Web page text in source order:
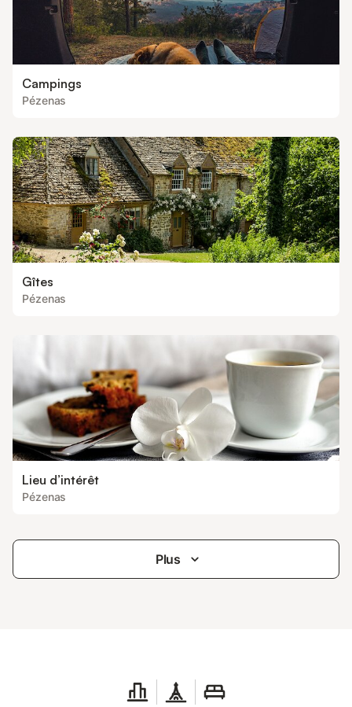
Campings
Pézenas
Gîtes
Pézenas
Lieu d’intérêt
Pézenas
Plus